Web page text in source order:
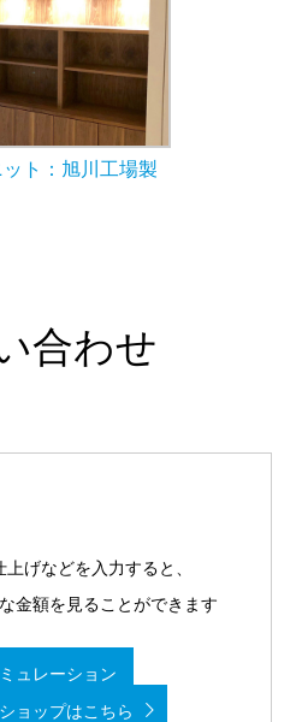
ト：旭川工場製
合わせ
げなどを入力すると、
金額を見ることができます
ュレーション
ョップはこちら